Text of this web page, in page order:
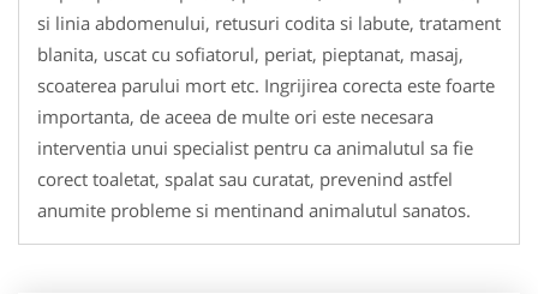
si linia abdomenului, retusuri codita si labute, tratament
blanita, uscat cu sofiatorul, periat, pieptanat, masaj,
scoaterea parului mort etc. Ingrijirea corecta este foarte
importanta, de aceea de multe ori este necesara
interventia unui specialist pentru ca animalutul sa fie
corect toaletat, spalat sau curatat, prevenind astfel
anumite probleme si mentinand animalutul sanatos.